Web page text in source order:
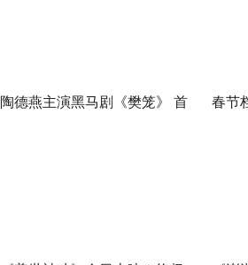
陶德燕主演黑马剧《樊笼》 首 春节